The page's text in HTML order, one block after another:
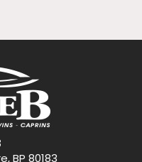
BP 80183